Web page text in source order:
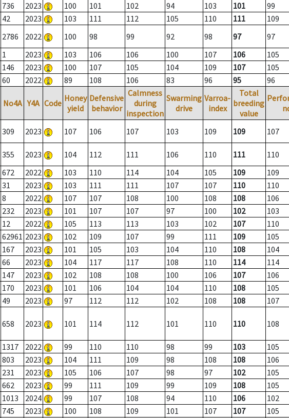
736 2023 100 101 102 94 103 101
99
42 2023 103 111 112 105 110 111
109
2786 2022 100 98 99 92 98 97
97
1 2023 103 106 106 100 107 106
105
146 2023 100 107 105 104 109 107
105
60 2022 89 108 106 83 96 95 96
No4A Y4A Code Honey
yield
Defensive
behavior
Calmness
during
inspection
Swarming
drive
Varroa-
index
Total
breeding
value
309 2023 107 106 107 103 109 109 107
355 2023 104 112 111 106 110 111
110
672 2022 103 110 114 104 105 109
109
31 2023 103 111 111 107 107 110
110
8 2022 107 107 108 100 108 108
106
232 2023 101 107 107 97 100 102
103
12 2022 105 113 113 103 102 107
110
62961 2023 102 109 107 99 111 109
105
167 2023 101 105 103 104 110 108
104
66 2023 104 117 117 108 110 114
114
147 2023 102 108 108 100 106 107
106
170 2023 101 106 104 104 110 108
105
49 2023 97 112 112 102 108 108 107
658 2023 101 114 112 101 110 110 108
1317 2022 99 110 110 98 99 103
105
803 2023 104 111 109 98 108 108
106
231 2023 105 106 107 98 97 102
105
662 2023 99 111 109 99 109 108
105
1013 2024 99 107 108 94 110 106
102
745 2023 100 108 109 101 107 107 105